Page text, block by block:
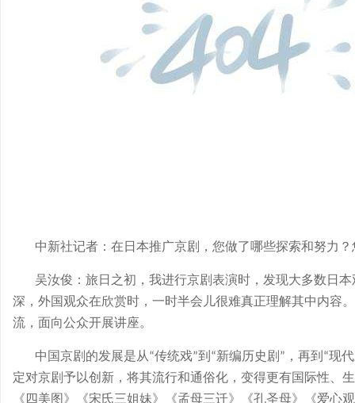
中新社记者：在日本推广京剧，您做了哪些探索和努力
吴汝俊：旅日之初，我进行京剧表演时，发现大多数日
深，外国观众在欣赏时，一时半会儿很难真正理解其中内容
流，面向公众开展讲座。
中国京剧的发展是从“传统戏”到 “新编历史剧 ” ，再到 “现
定对京剧予以创新，将其流行和通俗化，变得更有国际性、
《四美图》《宋氏三姐妹》《孟母三迁》《孔圣母》《爱心